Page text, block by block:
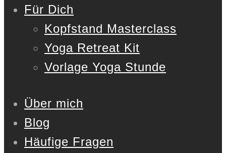
Für Dich
Kopfstand Masterclass
Yoga Retreat Kit
Vorlage Yoga Stunde
Über mich
Blog
Häufige Fragen